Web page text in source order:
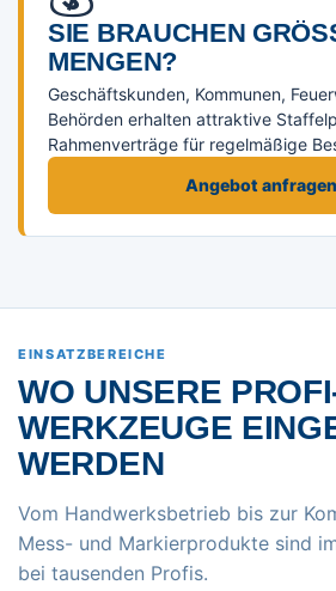
SIE BRAUCHEN
ENGEN?
Geschäftskunden, Kommunen,
Behörden erhalten attraktive
Rahmenverträge für regelmäßige
Angebot
EINSATZBEREICHE
WO UNSERE
WERKZEUGE
WERDEN
Vom Handwerksbetrieb bis zur
Mess- und Markierprodukte sind
bei tausenden Profis.